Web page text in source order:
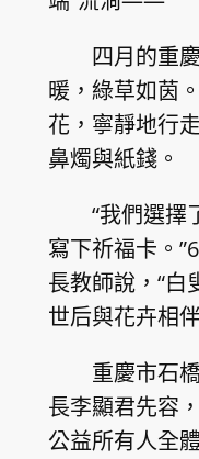
四月的重
暖，綠草如茵
花，寧靜地行
鼻燭與紙錢。
“我們選擇
寫下祈福卡。
長教師說，“白
世后與花卉相
重慶市石
長李顯君先容
公益所有人全